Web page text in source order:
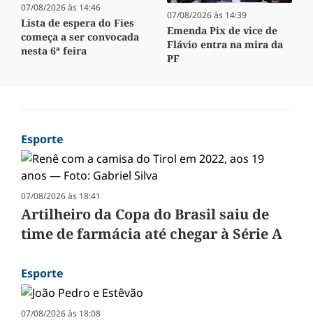
07/08/2026 às 14:46
Lista de espera do Fies
começa a ser convocada
nesta 6ª feira
07/08/2026 às 14:39
Emenda Pix de vice de
Flávio entra na mira da
PF
Esporte
07/08/2026 às 18:41
Artilheiro da Copa do Brasil saiu de
time de farmácia até chegar à Série A
Esporte
07/08/2026 às 18:08